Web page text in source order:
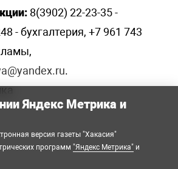
8(3902) 22-23-35 -
- бухгалтерия, +7 961 743
.
Яндекс Метрика и
версия газеты "Хакасия"
программ "Яндекс Метрика" и